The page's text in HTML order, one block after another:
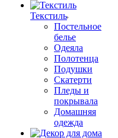
Текстиль
Постельное
белье
Одеяла
Полотенца
Подушки
Скатерти
Пледы и
покрывала
Домашняя
одежда